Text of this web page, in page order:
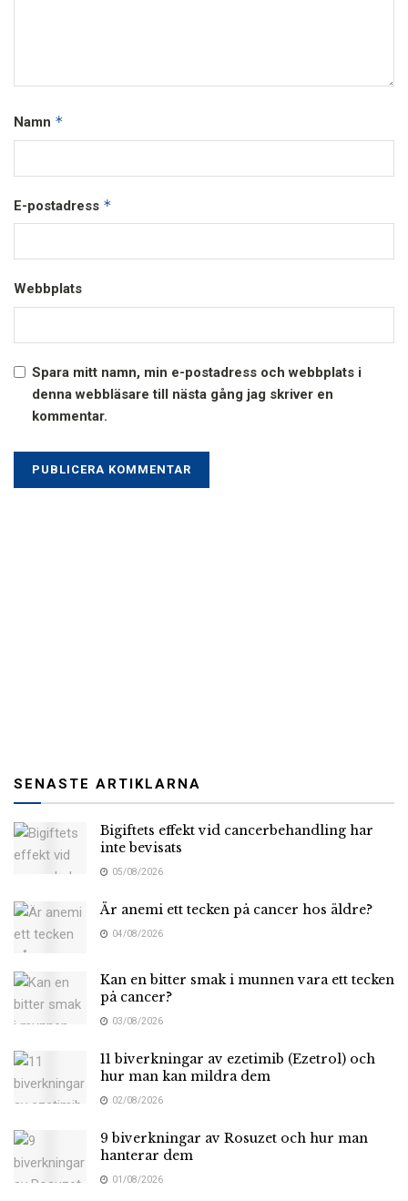
Namn *
E-postadress *
Webbplats
Spara mitt namn, min e-postadress och webbplats i
denna webbläsare till nästa gång jag skriver en
kommentar.
SENASTE ARTIKLARNA
Bigiftets effekt vid cancerbehandling har
inte bevisats
05/08/2026
Är anemi ett tecken på cancer hos äldre?
04/08/2026
Kan en bitter smak i munnen vara ett tecken
på cancer?
03/08/2026
11 biverkningar av ezetimib (Ezetrol) och
hur man kan mildra dem
02/08/2026
9 biverkningar av Rosuzet och hur man
hanterar dem
01/08/2026